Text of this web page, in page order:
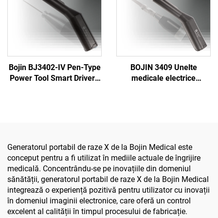
Bojin BJ3402-IV Pen-Type
Power Tool Smart Driver -
BOJIN 3409 Unelte
medicale electrice
Generatorul portabil de raze X de la Bojin Medical este
conceput pentru a fi utilizat în mediile actuale de îngrijire
medicală. Concentrându-se pe inovațiile din domeniul
sănătății, generatorul portabil de raze X de la Bojin Medical
integrează o experiență pozitivă pentru utilizator cu inovații
în domeniul imaginii electronice, care oferă un control
excelent al calității în timpul procesului de fabricație.